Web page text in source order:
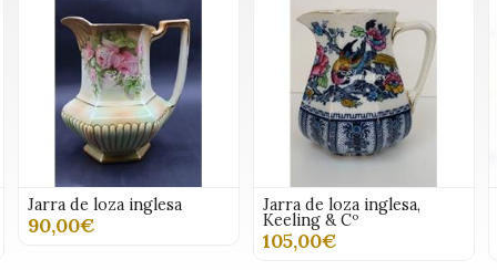
Jarra de loza inglesa
90,00€
Jarra de loza inglesa,
Keeling & Cº
105,00€